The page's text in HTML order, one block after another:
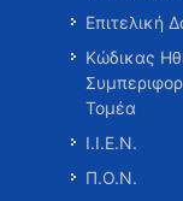
Επιτελική
Κώδικας
Τομέα
Ι.Ι.Ε.Ν.
Π.Ο.Ν.